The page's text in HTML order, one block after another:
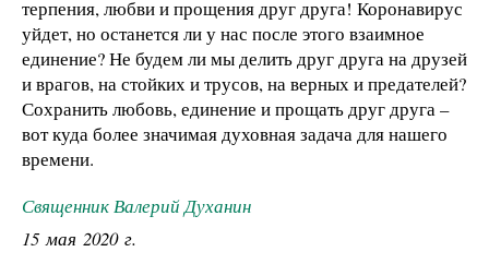
терпения, любви и прощения друг друга! Коронавирус
уйдет, но останется ли у нас после этого взаимное
единение? Не будем ли мы делить друг друга на друзей
и врагов, на стойких и трусов, на верных и предателей?
Сохранить любовь, единение и прощать друг друга –
вот куда более значимая духовная задача для нашего
времени.
Священник Валерий Духанин
15 мая 2020 г.